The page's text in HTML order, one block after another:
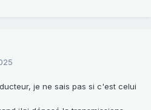
je ne sais pas si c'est celui